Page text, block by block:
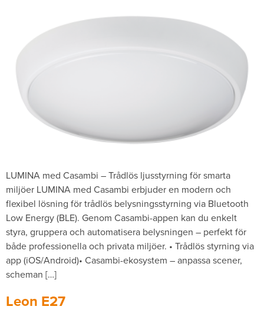
LUMINA med Casambi – Trådlös ljusstyrning för smarta
miljöer LUMINA med Casambi erbjuder en modern och
flexibel lösning för trådlös belysningsstyrning via Bluetooth
Low Energy (BLE). Genom Casambi-appen kan du enkelt
styra, gruppera och automatisera belysningen – perfekt för
både professionella och privata miljöer. • Trådlös styrning via
app (iOS/Android)• Casambi-ekosystem – anpassa scener,
scheman […]
Leon E27